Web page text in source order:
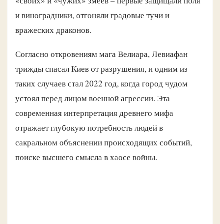
и виноградники, отгоняли градовые тучи и
вражеских драконов.
Согласно откровениям мага Велиара, Левиафан
трижды спасал Киев от разрушения, и одним из
таких случаев стал 2022 год, когда город чудом
устоял перед лицом военной агрессии. Эта
современная интерпретация древнего мифа
отражает глубокую потребность людей в
сакральном объяснении происходящих событий,
поиске высшего смысла в хаосе войны.